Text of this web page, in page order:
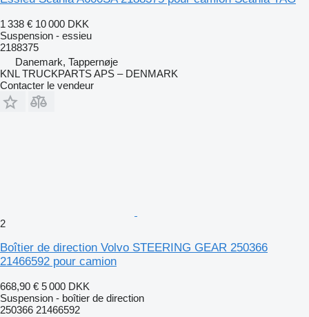
1 338 € 10 000 DKK
Suspension - essieu
2188375
Danemark, Tappernøje
KNL TRUCKPARTS APS – DENMARK
Contacter le vendeur
2
Boîtier de direction Volvo STEERING GEAR 250366
21466592 pour camion
668,90 € 5 000 DKK
Suspension - boîtier de direction
250366 21466592